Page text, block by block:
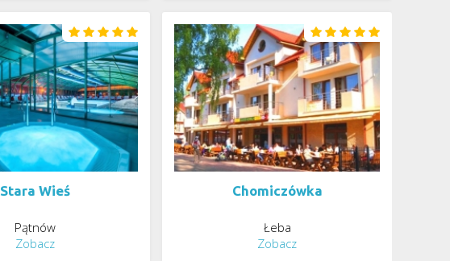
Stara Wieś
Pątnów
Zobacz
Chomiczówka
Łeba
Zobacz